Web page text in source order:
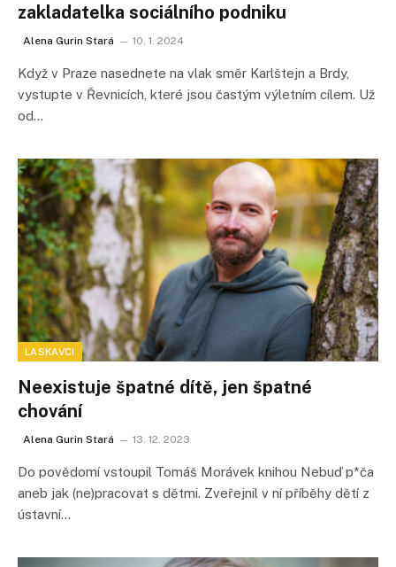
zakladatelka sociálního podniku
Alena Gurin Stará 10. 1. 2024
Když v Praze nasednete na vlak směr Karlštejn a Brdy,
vystupte v Řevnicích, které jsou častým výletním cílem. Už
od…
LASKAVCI
Neexistuje špatné dítě, jen špatné
chování
Alena Gurin Stará 13. 12. 2023
Do povědomí vstoupil Tomáš Morávek knihou Nebuď p*ča
aneb jak (ne)pracovat s dětmi. Zveřejnil v ní příběhy dětí z
ústavní…